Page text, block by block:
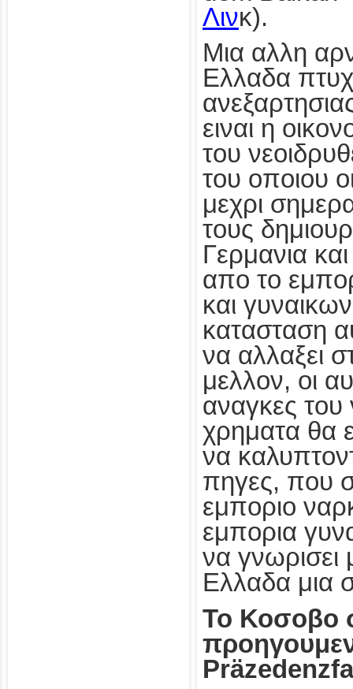
Λινκ).
Μια αλλη
Ελλαδα
ειναι η
του
του οποιου
μεχρι
τους
Γερμανια
απο το
και
κατασταση
να αλλαξει
μελλον, οι
αναγκες
χρηματα θα
να
πηγες, που
εμποριο
εμπορια
να γνωρισει
Ελλαδα μια
Το Κοσοβο